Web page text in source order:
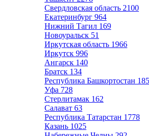
Свердловская область 2100
Екатеринбург 964
Нижний Тагил 169
Новоуральск 51
Иркутская область 1966
Иркутск 996
Ангарск 140
Братск 134
Республика Башкортостан
Уфа 728
Стерлитамак 162
Салават 63
Республика Татарстан 1778
Казань 1025